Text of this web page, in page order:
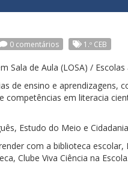
0 comentários 1.º CEB
Sala de Aula (LOSA) /
de ensino e aprendizagens,
competências em literacia
Estudo do Meio e
com a biblioteca escolar,
Clube Viva Ciência na